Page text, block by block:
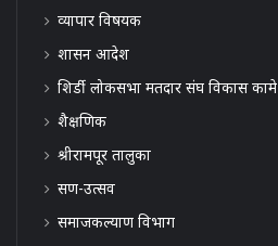
व्यापार विषयक
शासन आदेश
शिर्डी लोकसभा मतदार संघ विकास कामे
शैक्षणिक
श्रीरामपूर तालुका
सण-उत्सव
समाजकल्याण विभाग